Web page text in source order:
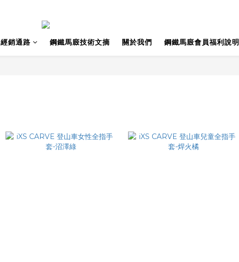
經銷通路 鋼鐵馬廄技術文摘 關於我們 鋼鐵馬廄會員福利說明